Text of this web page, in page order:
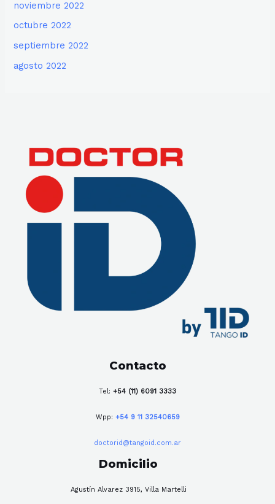
noviembre 2022
octubre 2022
septiembre 2022
agosto 2022
Contacto
Tel: +54 (11) 6091 3333
Wpp: +54 9 11 32540659
doctorid@tangoid.com.ar
Domicilio
Agustín Alvarez 3915, Villa Martelli